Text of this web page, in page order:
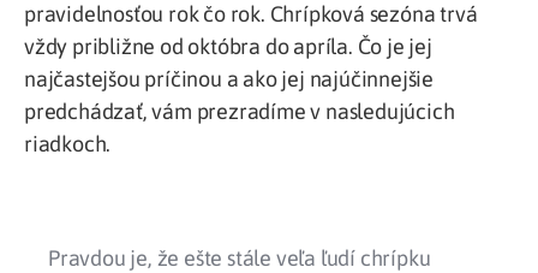
pravidelnosťou rok čo rok. Chrípková sezóna trvá
vždy približne od októbra do apríla. Čo je jej
najčastejšou príčinou a ako jej najúčinnejšie
predchádzať, vám prezradíme v nasledujúcich
riadkoch.
Pravdou je, že ešte stále veľa ľudí chrípku